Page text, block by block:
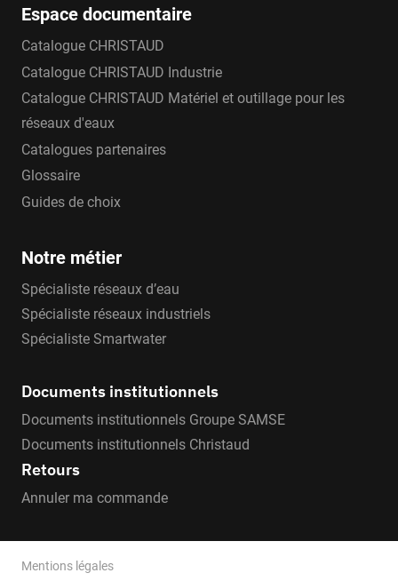
Espace documentaire
Catalogue CHRISTAUD
Catalogue CHRISTAUD Industrie
Catalogue CHRISTAUD Matériel et outillage pour les
réseaux d'eaux
Catalogues partenaires
Glossaire
Guides de choix
Notre métier
Spécialiste réseaux d’eau
Spécialiste réseaux industriels
Spécialiste Smartwater
Documents institutionnels
Documents institutionnels Groupe SAMSE
Documents institutionnels Christaud
Retours
Annuler ma commande
Mentions légales